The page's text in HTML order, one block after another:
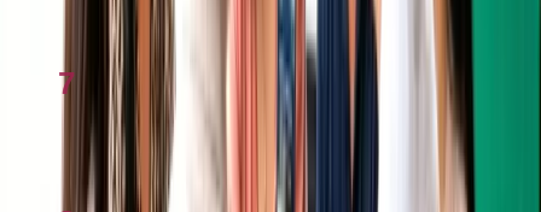
Stamp Duty là gì? Giải thích 2026
7
Tính thuế thu nhập ở Úc: Giải đáp thắc mắc
2026